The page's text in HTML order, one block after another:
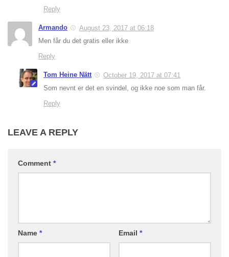
Reply
Armando
August 23, 2017 at 06:18
Men får du det gratis eller ikke
Reply
Tom Heine Nätt
October 19, 2017 at 07:41
Som nevnt er det en svindel, og ikke noe som man får.
Reply
LEAVE A REPLY
Comment *
Name * Email *